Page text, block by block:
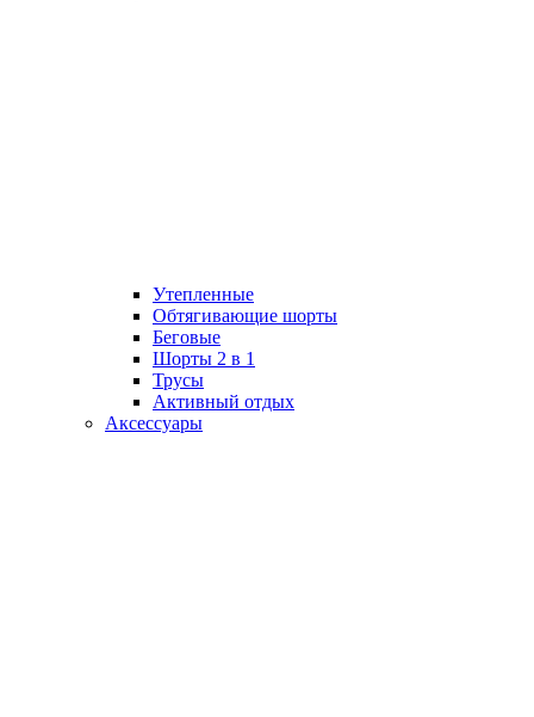
Утепленные
Обтягивающие шорты
Беговые
Шорты 2 в 1
Трусы
Активный отдых
Аксессуары